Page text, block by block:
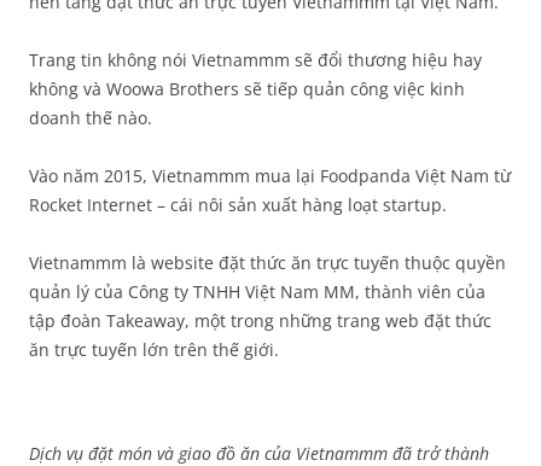
Trang tin không nói Vietnammm sẽ đổi thương hiệu hay
không và Woowa Brothers sẽ tiếp quản công việc kinh
doanh thế nào.
Vào năm 2015, Vietnammm mua lại Foodpanda Việt Nam từ
Rocket Internet – cái nôi sản xuất hàng loạt startup.
Vietnammm là website đặt thức ăn trực tuyến thuộc quyền
quản lý của Công ty TNHH Việt Nam MM, thành viên của
tập đoàn Takeaway, một trong những trang web đặt thức
ăn trực tuyến lớn trên thế giới.
Dịch vụ đặt món và giao đồ ăn của Vietnammm đã trở thành